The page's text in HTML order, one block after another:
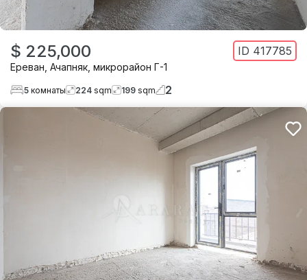
$ 225,000 ID 417785
Ереван Ачапняк микрорайон Г-1
5 комнаты 224 sqm 199 sqm 2